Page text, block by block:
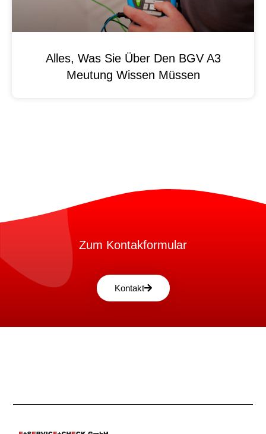
Alles, Was Sie Über Den BGV A3
Meutung Wissen Müssen
Zum Kontakformular
Kontakt